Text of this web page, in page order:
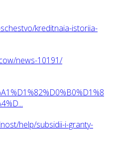
kreditnaia-istoriia-
news-10191/
help/subsidii-i-granty-